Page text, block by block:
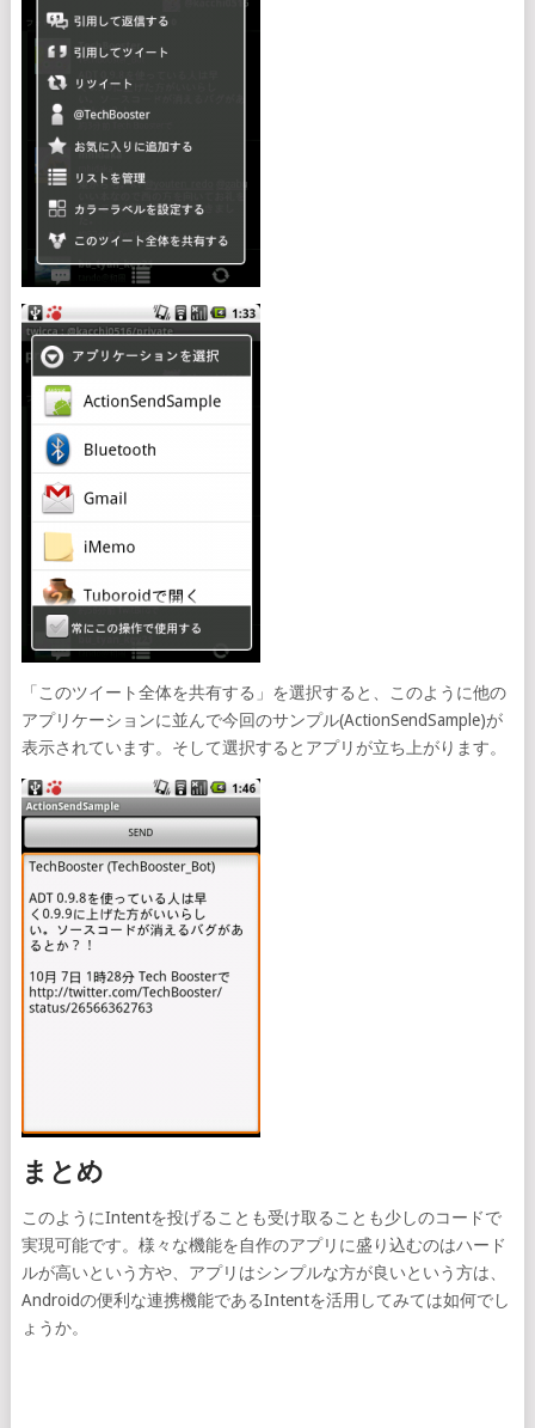
「このツイート全体を共有する」を選択すると、このように他の
アプリケーションに並んで今回のサンプル(ActionSendSample)が
表示されています。そして選択するとアプリが立ち上がります。
まとめ
このようにIntentを投げることも受け取ることも少しのコードで
実現可能です。様々な機能を自作のアプリに盛り込むのはハード
ルが高いという方や、アプリはシンプルな方が良いという方は、
Androidの便利な連携機能であるIntentを活用してみては如何でし
ょうか。